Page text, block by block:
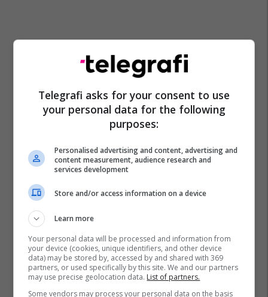
Telegrafi asks for your consent to use
your personal data for the following
purposes:
Personalised advertising and content, advertising and
content measurement, audience research and
services development
Store and/or access information on a device
Learn more
Your personal data will be processed and information from
your device (cookies, unique identifiers, and other device
data) may be stored by, accessed by and shared with 369
partners, or used specifically by this site. We and our partners
may use precise geolocation data. List of partners.
Some vendors may process your personal data on the basis